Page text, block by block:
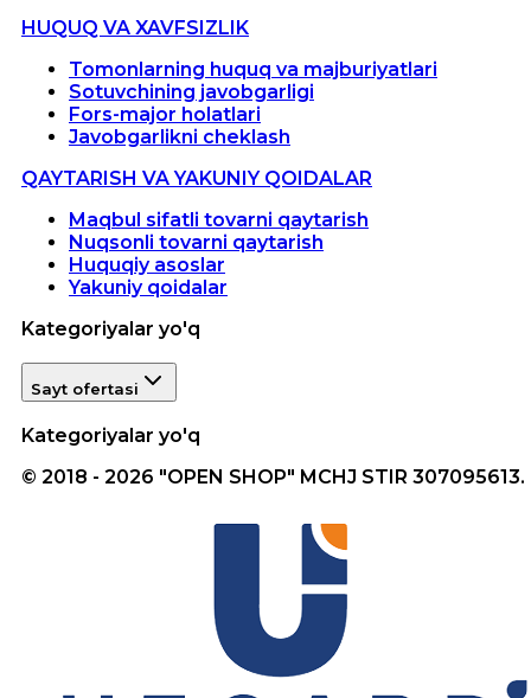
HUQUQ VA XAVFSIZLIK
Tomonlarning huquq va majburiyatlari
Sotuvchining javobgarligi
Fors-major holatlari
Javobgarlikni cheklash
QAYTARISH VA YAKUNIY QOIDALAR
Maqbul sifatli tovarni qaytarish
Nuqsonli tovarni qaytarish
Huquqiy asoslar
Yakuniy qoidalar
Kategoriyalar yo'q
Sayt ofertasi
Kategoriyalar yo'q
© 2018 - 2026 "OPEN SHOP" MCHJ STIR 307095613.